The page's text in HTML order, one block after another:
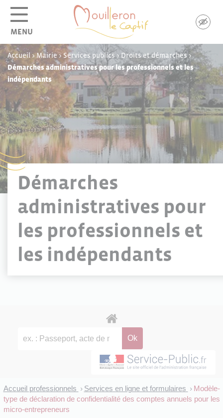
MENU
Accueil >Mairie> Services publics>Droits et démarches>
Démarches administratives pour les professionnels et les
indépendants
Démarches
administratives pour
les professionnels et
les indépendants
Accueil professionnels > Services en ligne et formulaires > Modèle-
type de déclaration de confidentialité des comptes annuels pour les
micro-entrepreneurs
Panneau de gestion des cookies